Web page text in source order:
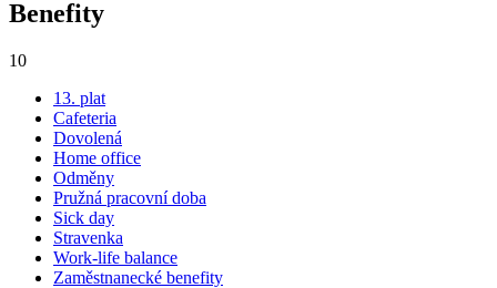
Benefity
10
13. plat
Cafeteria
Dovolená
Home office
Odměny
Pružná pracovní doba
Sick day
Stravenka
Work-life balance
Zaměstnanecké benefity